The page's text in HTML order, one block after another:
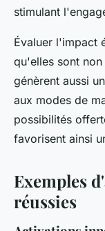
stimulant
Évaluer l'impact
qu'elles sont
génèrent aussi
aux modes de
possibilités
favorisent ainsi
Exemples
réussies